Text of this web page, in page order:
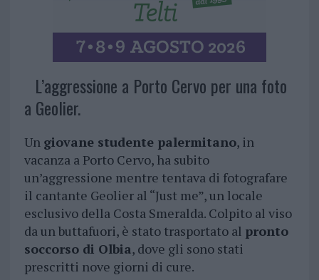
L’aggressione a Porto Cervo per una foto
a Geolier.
Un giovane studente palermitano, in
vacanza a Porto Cervo, ha subito
un’aggressione mentre tentava di fotografare
il cantante Geolier al “Just me”, un locale
esclusivo della Costa Smeralda. Colpito al viso
da un buttafuori, è stato trasportato al pronto
soccorso di Olbia, dove gli sono stati
prescritti nove giorni di cure.